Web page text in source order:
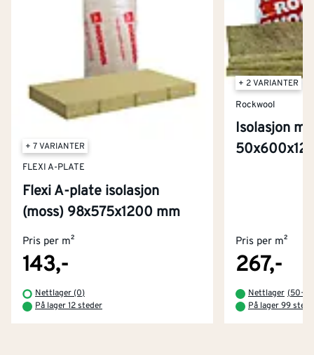
+ 7 VARIANTER
FLEXI A-PLATE
Flexi A-plate isolasjon
(moss) 98x575x1200 mm
Pris per m²
143,-
Nettlager (0)
På lager 12 steder
+ 2 VARIANTER
Rockwool
Isolasjon
Pris per m²
267,-
Nettlager (50+
På lager 99